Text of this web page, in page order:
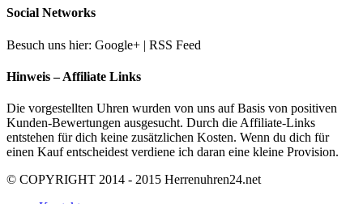
Social Networks
Besuch uns hier: Google+ | RSS Feed
Hinweis – Affiliate Links
Die vorgestellten Uhren wurden von uns auf Basis von positiven
Kunden-Bewertungen ausgesucht. Durch die Affiliate-Links
entstehen für dich keine zusätzlichen Kosten. Wenn du dich für
einen Kauf entscheidest verdiene ich daran eine kleine Provision.
© COPYRIGHT 2014 - 2015 Herrenuhren24.net